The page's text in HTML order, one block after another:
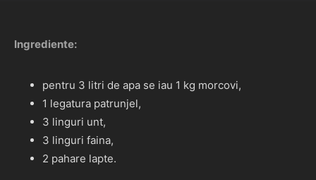
Ingrediente:
pentru 3 litri de apa se iau 1 kg morcovi,
1 legatura patrunjel,
3 linguri unt,
3 linguri faina,
2 pahare lapte.